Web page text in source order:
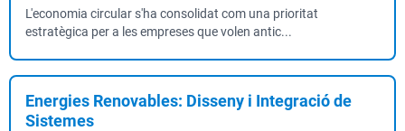
L'economia circular s'ha consolidat com una prioritat
estratègica per a les empreses que volen antic...
Energies Renovables: Disseny i Integració de
Sistemes